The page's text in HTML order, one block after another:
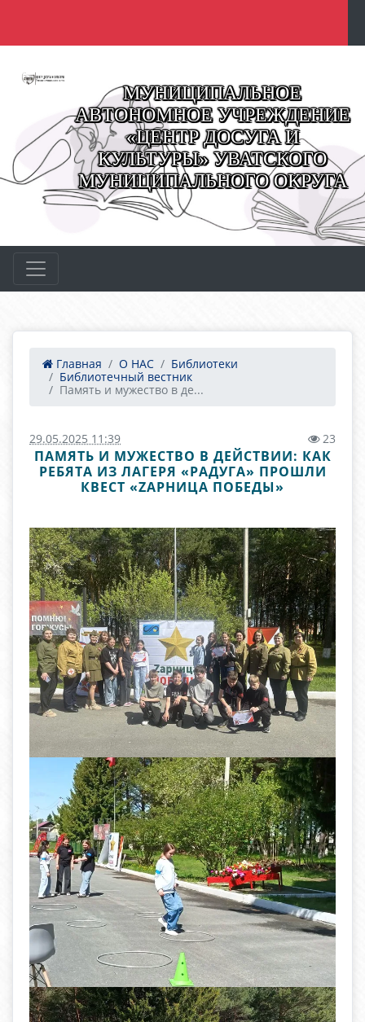
МУНИЦИПАЛЬНОЕ
АВТОНОМНОЕ УЧРЕЖДЕНИЕ
«ЦЕНТР ДОСУГА И
КУЛЬТУРЫ» УВАТСКОГО
МУНИЦИПАЛЬНОГО ОКРУГА
Главная О НАС
Библиотеки
Библиотечный вестник
Память и мужество в де...
29.05.2025 11:39 23
ПАМЯТЬ И МУЖЕСТВО В ДЕЙСТВИИ: КАК
РЕБЯТА ИЗ ЛАГЕРЯ «РАДУГА» ПРОШЛИ
КВЕСТ «ZAРНИЦА ПОБЕДЫ»